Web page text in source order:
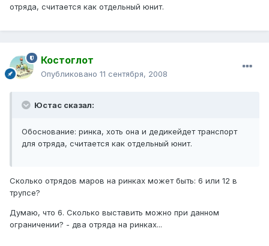
отряда, считается как отдельный юнит.
Костоглот
Опубликовано 11 сентября, 2008
Юстас сказал:
Обоснование: ринка, хоть она и дедикейдет транспорт
для отряда, считается как отдельный юнит.
Сколько отрядов маров на ринках может быть: 6 или 12 в
трупсе?
Думаю, что 6. Сколько выставить можно при данном
ограничении? - два отряда на ринках...